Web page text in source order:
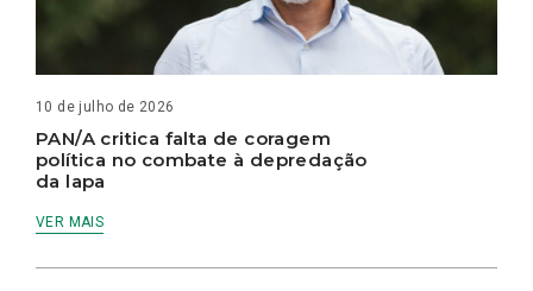
10 de julho de 2026
PAN/A critica falta de coragem
política no combate à depredação
da lapa
VER MAIS